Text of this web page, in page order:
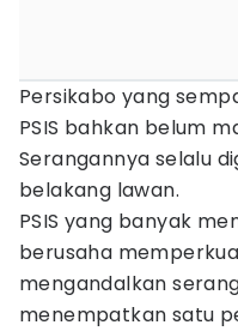
Persikabo yang
PSIS bahkan belum
Serangannya selalu
belakang lawan.
PSIS yang banyak
berusaha
mengandalkan
menempatkan satu